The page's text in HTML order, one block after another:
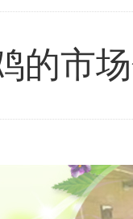
的市